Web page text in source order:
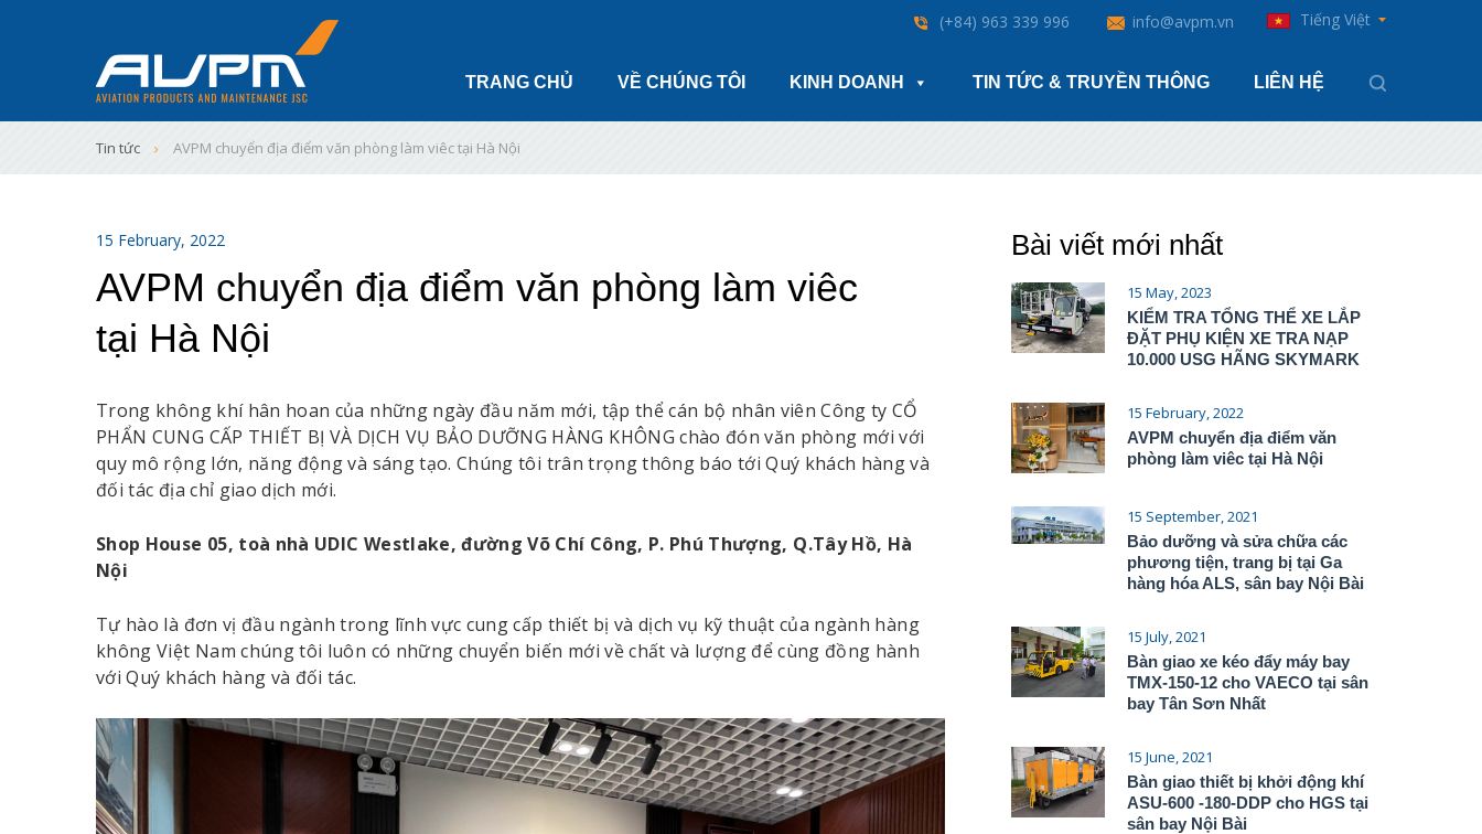
Tiếng Việt
(+84) 963 339 996 info@avpm.vn
TRANG CHỦ VỀ CHÚNG TÔI KINH DOANH TIN TỨC & TRUYỀN THÔNG LIÊN HỆ
Tin tức AVPM chuyển địa điểm văn phòng làm viêc tại Hà Nội
15 February, 2022
AVPM chuyển địa điểm văn phòng làm viêc
tại Hà Nội
Trong không khí hân hoan của những ngày đầu năm mới, tập thể cán bộ nhân viên Công ty CỔ
PHẨN CUNG CẤP THIẾT BỊ VÀ DỊCH VỤ BẢO DƯỠNG HÀNG KHÔNG chào đón văn phòng mới với
quy mô rộng lớn, năng động và sáng tạo. Chúng tôi trân trọng thông báo tới Quý khách hàng và
đối tác địa chỉ giao dịch mới.
Shop House 05, toà nhà UDIC Westlake, đường Võ Chí Công, P. Phú Thượng, Q.Tây Hồ, Hà
Nội
Tự hào là đơn vị đầu ngành trong lĩnh vực cung cấp thiết bị và dịch vụ kỹ thuật của ngành hàng
không Việt Nam chúng tôi luôn có những chuyển biến mới về chất và lượng để cùng đồng hành
với Quý khách hàng và đối tác.
Bài viết mới nhất
15 May, 2023
KIỂM TRA TỔNG THỂ XE LẮP
ĐẶT PHỤ KIỆN XE TRA NẠP
10.000 USG HÃNG SKYMARK
15 February, 2022
AVPM chuyển địa điểm văn
phòng làm viêc tại Hà Nội
15 September, 2021
Bảo dưỡng và sửa chữa các
phương tiện, trang bị tại Ga
hàng hóa ALS, sân bay Nội Bài
15 July, 2021
Bàn giao xe kéo đẩy máy bay
TMX-150-12 cho VAECO tại sân
bay Tân Sơn Nhất
15 June, 2021
Bàn giao thiết bị khởi động khí
ASU-600 -180-DDP cho HGS tại
sân bay Nội Bài